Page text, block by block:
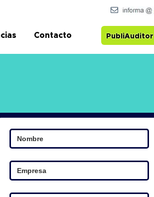
Contacto PubliAuditor